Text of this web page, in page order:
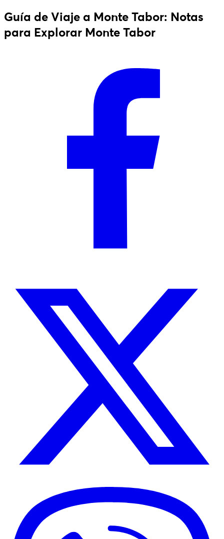
Guía de Viaje a Monte Tabor: Notas
para Explorar Monte Tabor